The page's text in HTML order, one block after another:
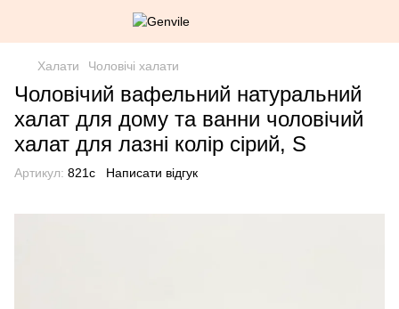
Халати Чоловічі халати
Чоловічий вафельний натуральний
халат для дому та ванни чоловічий
халат для лазні колір сірий, S
Артикул: 821c Написати відгук